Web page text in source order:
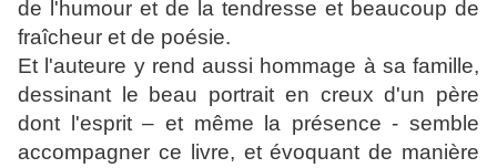
de l'humour et de la tendresse et beaucoup de
fraîcheur et de poésie.
Et l'auteure y rend aussi hommage à sa famille,
dessinant le beau portrait en creux d'un père
dont l'esprit – et même la présence - semble
accompagner ce livre, et évoquant de manière